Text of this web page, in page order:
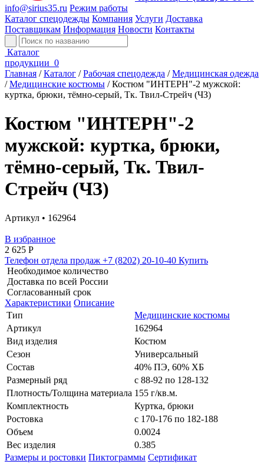
info@sirius35.ru Режим работы
Каталог спецодежды Компания Услуги Доставка
Поставщикам Информация Новости Контакты
Каталог
продукции 0
Главная / Каталог / Рабочая спецодежда / Медицинская одежда
/ Медицинские костюмы / Костюм "ИНТЕРН"-2 мужской:
куртка, брюки, тёмно-серый, Тк. Твил-Стрейч (ЧЗ)
Костюм "ИНТЕРН"-2
мужской: куртка, брюки,
тёмно-серый, Тк. Твил-
Стрейч (ЧЗ)
Артикул • 162964
В избранное
2 625 Р
Телефон отдела продаж +7 (8202) 20-10-40 Купить
Необходимое количество
Доставка по всей России
Согласованный срок
Характеристики Описание
Тип
Медицинские костюмы
Артикул
162964
Вид изделия
Костюм
Сезон
Универсальный
Состав
40% ПЭ, 60% ХБ
Размерный ряд
с 88-92 по 128-132
Плотность/Толщина материала 155 г/кв.м.
Комплектность
Куртка, брюки
Ростовка
с 170-176 по 182-188
Объем
0.0024
Вес изделия
0.385
Размеры и ростовки Пиктограммы Сертификат